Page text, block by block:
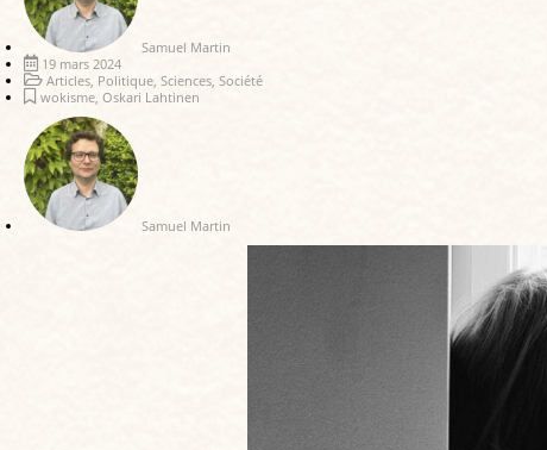
Samuel Martin
19 mars 2024
Articles Politique Sciences Société
wokisme Oskari Lahtinen
Samuel Martin